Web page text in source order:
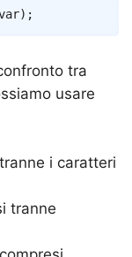
) ;
tra
usare
i caratteri
tranne